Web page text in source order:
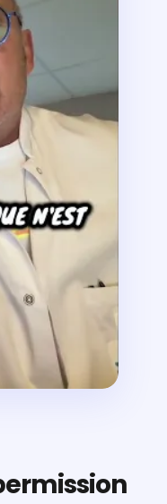
Celsius :